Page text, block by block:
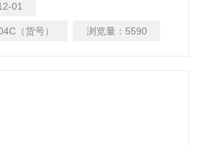
器、电感器、陶瓷电容器、液晶显示
器等进行诸多电气性能的分析及低ESR
01
（货号） 浏览量： 5590